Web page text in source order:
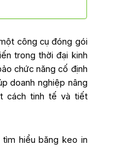
công cụ đóng gói
trong thời đại kinh
chức năng cố định
doanh nghiệp nâng
cách tinh tế và tiết
hiểu băng keo in